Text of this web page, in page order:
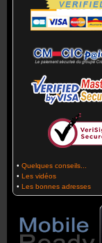
• Quelques conseils...
• Les vidéos
• Les bonnes adresses